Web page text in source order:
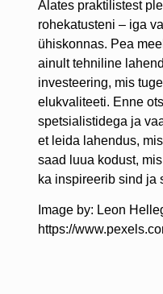
Alates praktilistest
rohekatusteni – iga
ühiskonnas. Pea
ainult tehniline
investeering, mis
elukvaliteeti. Enne
spetsialistidega ja
et leida lahendus,
saad luua kodust,
ka inspireerib sind ja
Image by: Leon
https://